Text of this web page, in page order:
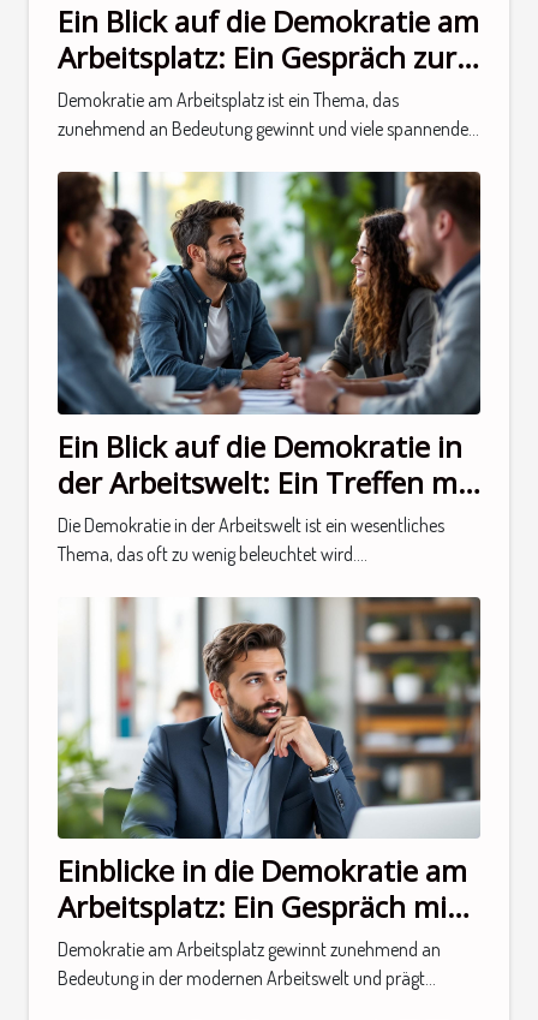
Ein Blick auf die Demokratie am
Arbeitsplatz: Ein Gespräch zur
Thematik
Demokratie am Arbeitsplatz ist ein Thema, das
zunehmend an Bedeutung gewinnt und viele spannende...
Ein Blick auf die Demokratie in
der Arbeitswelt: Ein Treffen mit
einem Experten
Die Demokratie in der Arbeitswelt ist ein wesentliches
Thema, das oft zu wenig beleuchtet wird....
Einblicke in die Demokratie am
Arbeitsplatz: Ein Gespräch mit
einem Experten
Demokratie am Arbeitsplatz gewinnt zunehmend an
Bedeutung in der modernen Arbeitswelt und prägt...